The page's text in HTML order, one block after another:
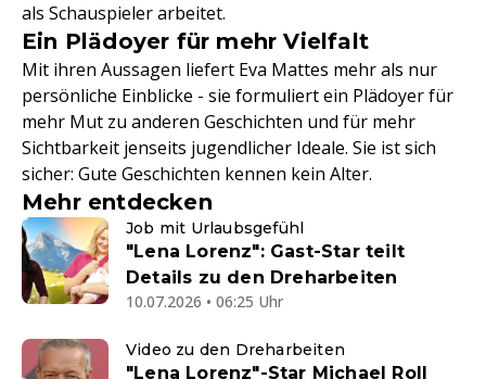
als Schauspieler arbeitet.
Ein Plädoyer für mehr Vielfalt
Mit ihren Aussagen liefert Eva Mattes mehr als nur
persönliche Einblicke - sie formuliert ein Plädoyer für
mehr Mut zu anderen Geschichten und für mehr
Sichtbarkeit jenseits jugendlicher Ideale. Sie ist sich
sicher: Gute Geschichten kennen kein Alter.
Mehr entdecken
Job mit Urlaubsgefühl
"Lena Lorenz": Gast-Star teilt
Details zu den Dreharbeiten
10.07.2026 • 06:25 Uhr
Video zu den Dreharbeiten
"Lena Lorenz"-Star Michael Roll